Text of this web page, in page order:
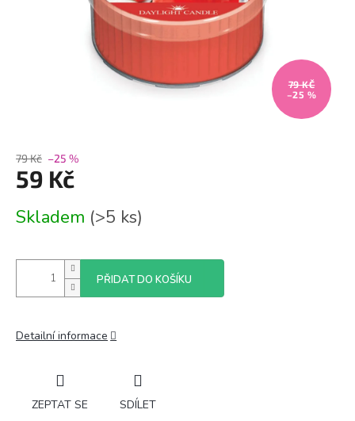
79 KČ
–25 %
79 Kč –25 %
59 Kč
cena:
Skladem (>5 ks)
PŘIDAT DO KOŠÍKU
Detailní informace
ZEPTAT SE SDÍLET